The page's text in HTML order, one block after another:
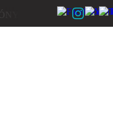
ĽUDIA V HNUTÍ